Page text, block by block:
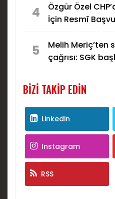
4
Özgür Özel
İçin Resmî
5
Melih Meriç’ten
çağrısı: SGK
BIZI TAKIP EDIN
Linkedin
Instagram
RSS